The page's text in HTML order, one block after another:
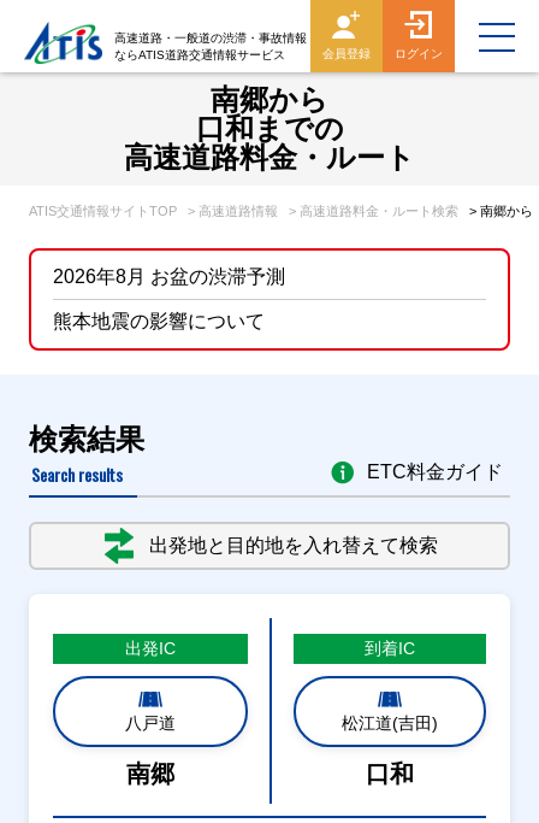
高速道路・一般道の渋滞・事故情報
ならATIS道路交通情報サービス
会員登録 ログイン
南郷から
口和までの
高速道路料金・ルート
ATIS交通情報サイトTOP > 高速道路情報 > 高速道路料金・ルート検索 > 南郷から
2026年8月 お盆の渋滞予測
熊本地震の影響について
検索結果
Search results
出発地と目的地を入れ替えて検索
ETC料金ガイド
出発IC
八戸道
南郷
到着IC
松江道(吉田)
口和